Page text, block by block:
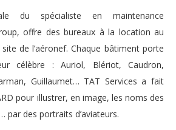
du spécialiste en maintenance
offre des bureaux à la location au
de l’aéronef. Chaque bâtiment porte
célèbre : Auriol, Blériot, Caudron,
Guillaumet… TAT Services a fait
pour illustrer, en image, les noms des
par des portraits d’aviateurs.